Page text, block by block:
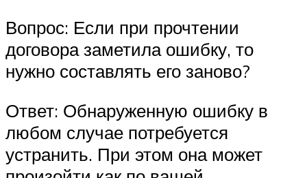
Вопрос: Если при прочтении
договора заметила ошибку, то
нужно составлять его заново?
Ответ: Обнаруженную ошибку в
любом случае потребуется
устранить. При этом она может